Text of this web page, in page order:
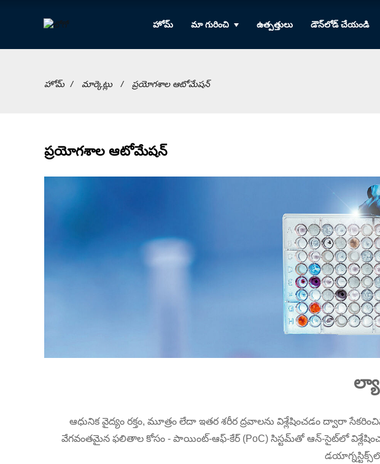
హోమ్ మా గురించి ఉత్పత్తులు డౌన్‌లోడ్ చేయండి
హోమ్ మార్కెట్లు ప్రయోగశాల ఆటోమేషన్
ప్రయోగశాల ఆటోమేషన్
ఆధునిక వైద్యం రక్తం, మూత్రం లేదా ఇతర శరీర ద్రవాలను విశ్లేషించడం ద్వారా
వేగవంతమైన ఫలితాల కోసం - పాయింట్-ఆఫ్-కేర్ (PoC) సిస్టమ్‌తో ఆన్-సైట్‌లో